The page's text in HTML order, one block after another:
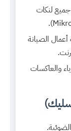
لنكات
أعمال الصيانة
والعاكسات